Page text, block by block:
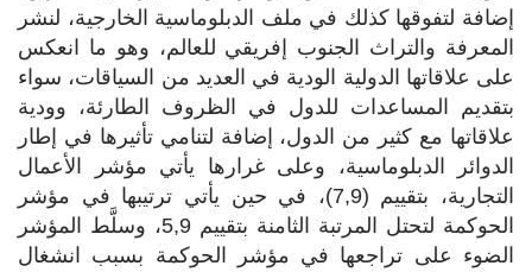
إضافة لتفوقها كذلك في ملف الدبلوماسية الخارجية، لنشر
المعرفة والتراث الجنوب إفريقي للعالم، وهو ما انعكس
على علاقاتها الدولية الودية في العديد من السياقات، سواء
بتقديم المساعدات للدول في الظروف الطارئة، وودية
علاقاتها مع كثير من الدول، إضافة لتنامي تأثيرها في إطار
الدوائر الدبلوماسية، وعلى غرارها يأتي مؤشر الأعمال
التجارية، بتقييم (7,9)، في حين يأتي ترتيبها في مؤشر
الحوكمة لتحتل المرتبة الثامنة بتقييم 5,9، وسلَّط المؤشر
الضوء على تراجعها في مؤشر الحوكمة بسبب انشغال